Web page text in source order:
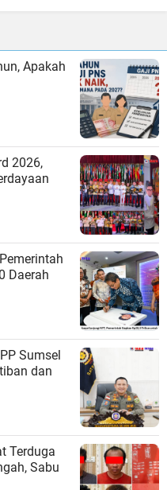
Apakah
2026,
Daerah
Sumsel
dan
Terduga
Sabu